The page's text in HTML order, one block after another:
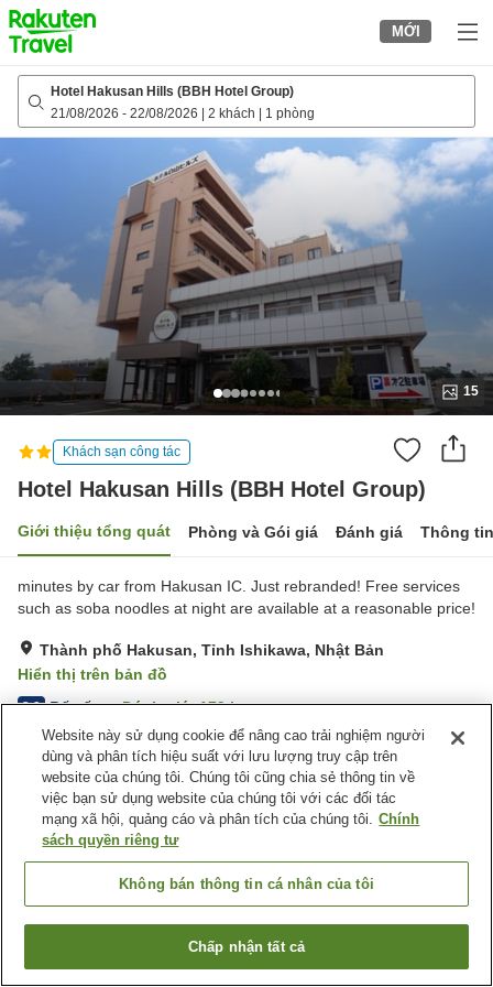
to
top
page
MỚI
Hotel Hakusan Hills (BBH Hotel Group)
21/08/2026 - 22/08/2026 2 khách 1 phòng
15
Khách sạn công tác
Hotel Hakusan Hills (BBH Hotel Group)
Giới thiệu tổng quát Phòng và Gói giá Đánh giá Thông
minutes by car from Hakusan IC. Just rebranded! Free services
such as soba noodles at night are available at a reasonable price!
Thành phố Hakusan, Tỉnh Ishikawa, Nhật Bản
Hiển thị trên bản đồ
3.9 Rất tốt Đánh giá:179lượt
Tiện nghi chỗ nghỉ
Bãi đỗ xe
Máy bán hàng tự động
Nhà Tắm Công Cộng
Giặt ủi miễn phí
Nhật Bản Tỉnh Ishikawa
Thành phố Hakusan
Hotel Hakusan Hills (BBH Hotel Group)
Tìm phòng trống
Website này sử dụng cookie để nâng cao trải nghiệm người
dùng và phân tích hiệu suất với lưu lượng truy cập trên
website của chúng tôi. Chúng tôi cũng chia sẻ thông tin về
việc bạn sử dụng website của chúng tôi với các đối tác
mạng xã hội, quảng cáo và phân tích của chúng tôi. Chính
sách quyền riêng tư
Không bán thông tin cá nhân của tôi
Chấp nhận tất cả